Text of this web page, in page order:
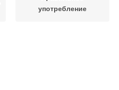
употребление